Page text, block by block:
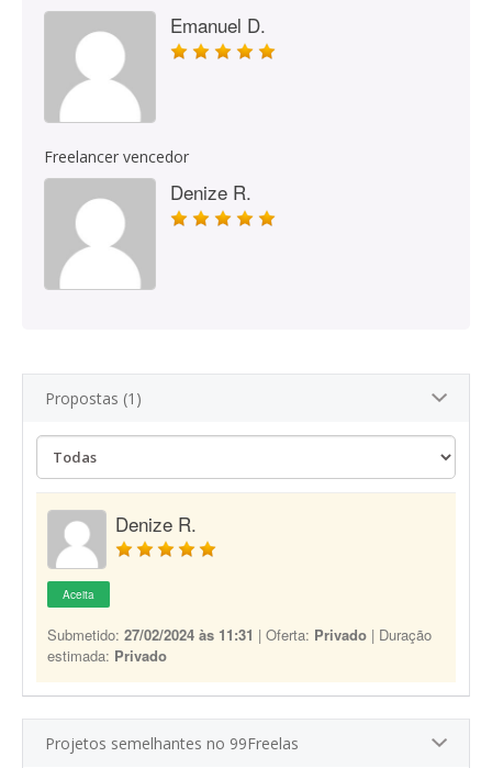
Emanuel D.
Freelancer vencedor
Denize R.
Propostas (1)
Denize R.
Aceita
Submetido: 27/02/2024 às 11:31 | Oferta: Privado | Duração
estimada: Privado
Projetos semelhantes no 99Freelas